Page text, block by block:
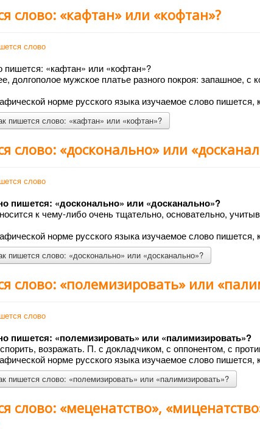
слово: «кафтан» или «кофтан»?
слово
пишется: «кафтан» или «кофтан»?
долгополое мужское платье разного покроя: запашное, с
норме русского языка изучаемое слово пишется,
пишется слово: «кафтан» или «кофтан»?
слово: «досконально» или
слово
пишется: «досконально» или «досканально»?
к чему-либо очень тщательно, основательно,
норме русского языка изучаемое слово пишется,
пишется слово: «досконально» или «досканально»?
слово: «полемизировать» или
слово
пишется: «полемизировать» или «палимизировать»?
возражать. П. с докладчиком, с оппонентом, с
норме русского языка изучаемое слово пишется,
пишется слово: «полемизировать» или «палимизировать»?
слово: «меценатство»,